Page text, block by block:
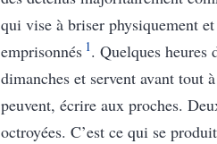
qui vise à briser physiquement
emprisonnés 1. Quelques heures
dimanches et servent avant tout
peuvent, écrire aux proches.
octroyées. C’est ce qui se